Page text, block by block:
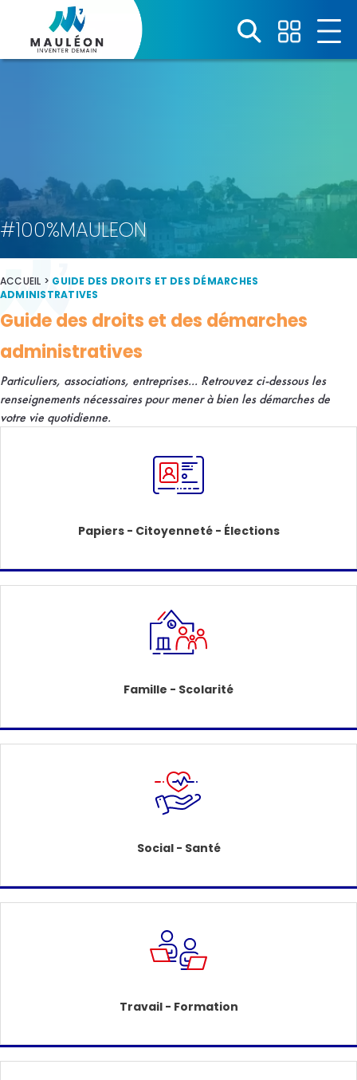
#100%MAULEON
ACCUEIL > GUIDE DES DROITS ET DES DÉMARCHES
ADMINISTRATIVES
Guide des droits et des démarches
administratives
Particuliers, associations, entreprises... Retrouvez ci-dessous les
renseignements nécessaires pour mener à bien les démarches de
votre vie quotidienne.
Papiers - Citoyenneté - Élections
Famille - Scolarité
Social - Santé
Travail - Formation
Panneau de gestion des cookies